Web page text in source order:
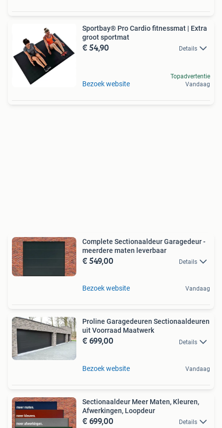
Sportbay® Pro Cardio fitnessmat | Extra
groot sportmat
€ 54,90 Details
Bezoek website
Topadvertentie
Vandaag
Complete Sectionaaldeur Garagedeur -
meerdere maten leverbaar
€ 549,00 Details
Bezoek website Vandaag
Proline Garagedeuren Sectionaaldeuren
uit Voorraad Maatwerk
€ 699,00 Details
Bezoek website Vandaag
Sectionaaldeur Meer Maten, Kleuren,
Afwerkingen, Loopdeur
€ 699,00 Details